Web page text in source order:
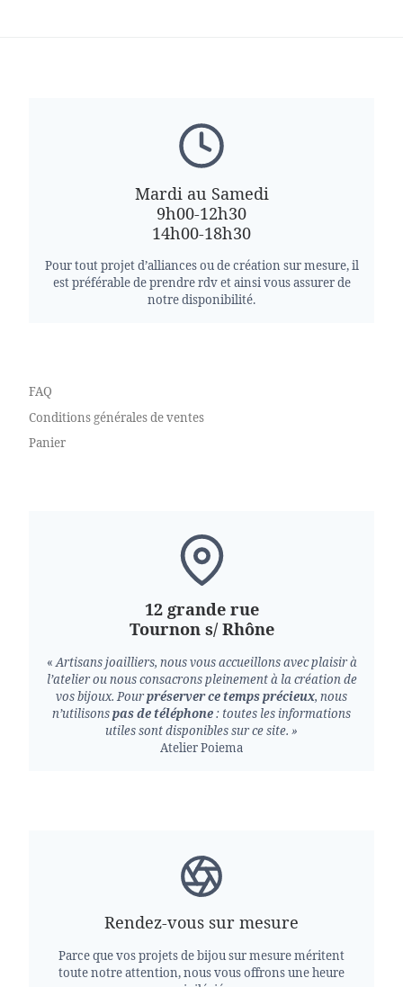
Mardi au Samedi
9h00-12h30
14h00-18h30
Pour tout projet d’alliances ou de création sur mesure, il
est préférable de prendre rdv et ainsi vous assurer de
notre disponibilité.
FAQ
Conditions générales de ventes
Panier
12 grande rue
Tournon s/ Rhône
«Artisans joailliers, nous vous accueillons avec plaisir à
l’atelier ou nous consacrons pleinement à la création de
vos bijoux. Pourpréserver ce temps précieux, nous
n’utilisonspas de téléphone: toutes les informations
utiles sont disponibles sur ce site. »
Atelier Poiema
Rendez-vous sur mesure
Parce que vos projets de bijou sur mesure méritent
toute notre attention, nous vous offrons une heure